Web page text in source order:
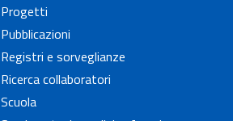
Progetti
Pubblicazioni
Registri e sorveglianze
Ricerca collaboratori
Scuola